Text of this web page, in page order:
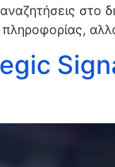
στο
πληροφορίας,